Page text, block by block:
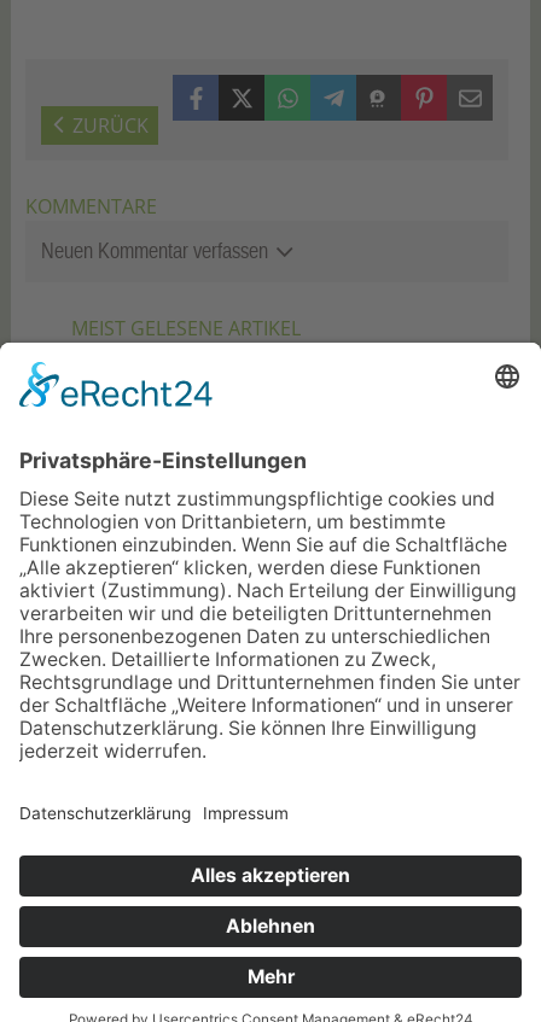
ZURÜCK
FacebookX (Twitter)WhatsAppTelegramThreemaPinterestMail
KOMMENTARE
Neuen Kommentar verfassen
MEIST GELESENE ARTIKEL
06.08.2026
Sommerfest
Sterne Best Shop Award
06.08.2026
„Internationale“ Ferienspiele
auf dem Gelände der
Markwaldschule eröffnet
14.07.2026
Digitale Bürgersprechstunden
zu geplanter Stromleitung
zwischen Bayern und Hessen
29.07.2026
Zusatzkonzert der Italienischen
Opernnacht am 7. Aug., 20.30
Uhr
© - Alle Rechte vorbehalten. Babenhäuser Zeitung
Verlagsgesellschaft mbh, Platanenallee 32, 64832 Babenhausen,
Telefon: 06073-740124, Fax: 06073-740 123, E-Mail:
zeitung@t-online.de.